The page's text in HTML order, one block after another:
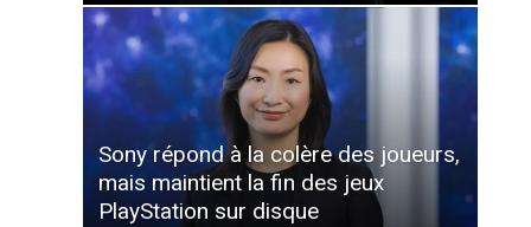
Sony répond à la colère des joueurs,
mais maintient la fin des jeux
PlayStation sur disque